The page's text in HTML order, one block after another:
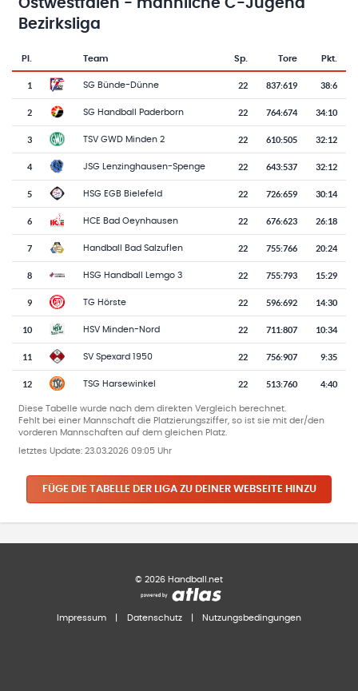
Ostwestfalen - männliche C-Jugend
Bezirksliga
Tabelle mit Vereinsplatzierungen, Spielen, Toren und Punkten
Pl.
Team-Logo
Team Sp. Tore Pkt.
1 SG Bünde-Dünne 22 837:619 38:6
2 SG Handball Paderborn 22 764:674 34:10
3 TSV GWD Minden 2 22 610:505 32:12
4 JSG Lenzinghausen-Spenge 22 643:537 32:12
5 HSG EGB Bielefeld 22 726:659 30:14
6 HCE Bad Oeynhausen 22 676:623 26:18
7 Handball Bad Salzuflen 22 755:766 20:24
8 HSG Handball Lemgo 3 22 755:793 15:29
9 TG Hörste 22 596:692 14:30
10 HSV Minden-Nord 22 711:807 10:34
11 SV Spexard 1950 22 756:907 9:35
12 TSG Harsewinkel 22 513:760 4:40
Diese Tabelle wurde nach dem direkten Vergleich berechnet.
Fehlt bei einer Mannschaft die Platzierungsziffer, so ist sie mit der/den
vorderen Mannschaften auf dem gleichen Platz.
letztes Update: 23.03.2026 09:05 Uhr
FÜGE DIE TABELLE DER LIGA ZU DEINER WEBSEITE HINZU
© 2026 Handball.net
Impressum Datenschutz Nutzungsbedingungen